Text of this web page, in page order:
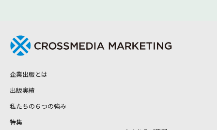
企業出版とは
出版実績
私たちの６つの強み
特集